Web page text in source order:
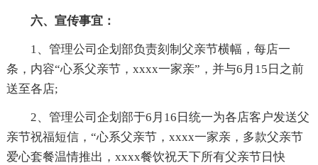
六、宣传事宜：
1、管理公司企划部负责刻制父亲节横幅，每店一
条，内容“心系父亲节，xxxx一家亲”，并与6月15日之前
送至各店;
2、管理公司企划部于6月16日统一为各店客户发送父
亲节祝福短信，“心系父亲节，xxxx一家亲，多款父亲节
爱心套餐温情推出，xxxx餐饮祝天下所有父亲节日快